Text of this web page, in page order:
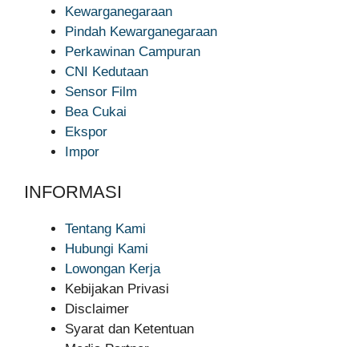
Kewarganegaraan
Pindah Kewarganegaraan
Perkawinan Campuran
CNI Kedutaan
Sensor Film
Bea Cukai
Ekspor
Impor
INFORMASI
Tentang Kami
Hubungi Kami
Lowongan Kerja
Kebijakan Privasi
Disclaimer
Syarat dan Ketentuan